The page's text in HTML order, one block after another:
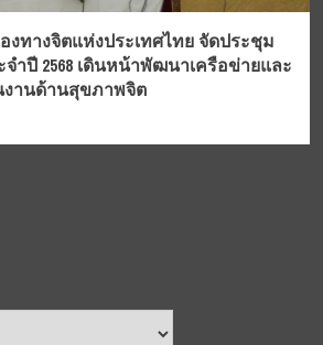
ทางจิตแห่งประเทศไทย จัดประชุม
ำปี 2568 เดินหน้าพัฒนาเครือข่ายและ
งานด้านสุขภาพจิต